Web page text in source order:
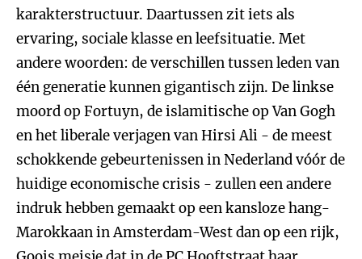
karakterstructuur. Daartussen zit iets als
ervaring, sociale klasse en leefsituatie. Met
andere woorden: de verschillen tussen leden van
één generatie kunnen gigantisch zijn. De linkse
moord op Fortuyn, de islamitische op Van Gogh
en het liberale verjagen van Hirsi Ali - de meest
schokkende gebeurtenissen in Nederland vóór de
huidige economische crisis - zullen een andere
indruk hebben gemaakt op een kansloze hang-
Marokkaan in Amsterdam-West dan op een rijk,